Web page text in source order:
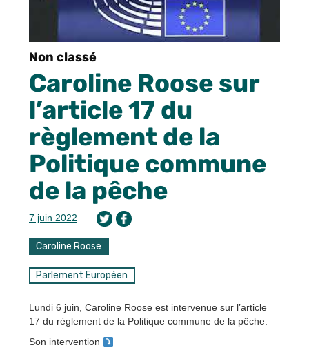
Non classé
Caroline Roose sur
l’article 17 du
règlement de la
Politique commune
de la pêche
7 juin 2022
Caroline Roose
Parlement Européen
Lundi 6 juin, Caroline Roose est intervenue sur l’article
17 du règlement de la Politique commune de la pêche.
Son intervention